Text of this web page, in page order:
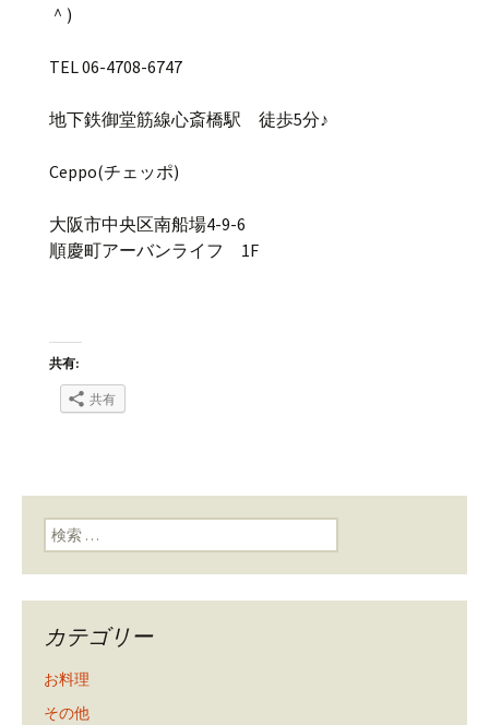
＾)
TEL 06-4708-6747
地下鉄御堂筋線心斎橋駅 徒歩5分♪
Ceppo(チェッポ)
大阪市中央区南船場4-9-6
順慶町アーバンライフ 1F
共有:
共有
検索:
カテゴリー
お料理
その他